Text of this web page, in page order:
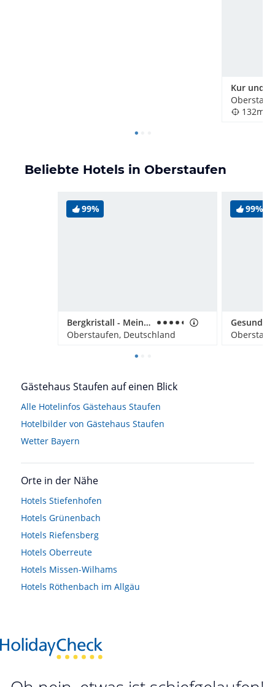
132m
Beliebte Hotels in Oberstaufen
99%
Bergkristall - Mein Resort im Allgäu
Oberstaufen, Deutschland
99%
Gästehaus Staufen auf einen Blick
Alle Hotelinfos Gästehaus Staufen
Hotelbilder von Gästehaus Staufen
Wetter Bayern
Orte in der Nähe
Hotels Stiefenhofen
Hotels Grünenbach
Hotels Riefensberg
Hotels Oberreute
Hotels Missen-Wilhams
Hotels Röthenbach im Allgäu